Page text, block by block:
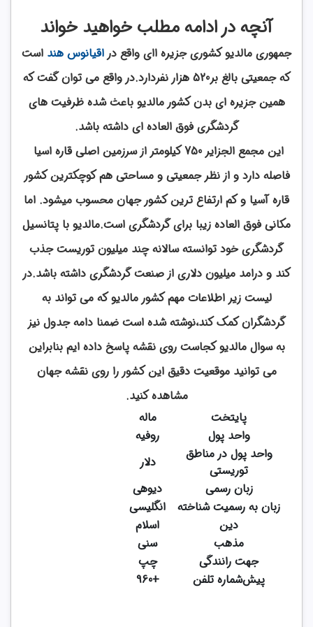
آنچه در ادامه مطلب خواهید خواند
جمهوری مالدیو کشوری جزیره اای واقع دراقیانوس هند است
که جمعیتی بالغ بر520 هزار نفردارد.در واقع می توان گفت که
همین جزیره ای بدن کشور مالدیو باعث شده ظرفیت های
گردشگری فوق العاده ای داشته باشد.
این مجمع الجزایر 750 کیلومتر از سرزمین اصلی قاره اسیا
فاصله دارد و از نظر جمعیتی و مساحتی هم کوچکترین کشور
قاره آسیا و کم ارتفاع ترین کشور جهان محسوب میشود. اما
مکانی فوق العاده زیبا برای گردشگری است.مالدیو با پتانسیل
گردشگری خود توانسته سالانه چند میلیون توریست جذب
کند و درامد میلیون دلاری از صنعت گردشگری داشته باشد.در
لیست زیر اطلاعات مهم کشور مالدیو که می تواند به
گردشگران کمک کند،نوشته شده است ضمنا دامه جدول نیز
به سوال مالدیو کجاست روی نقشه پاسخ داده ایم بنابراین
می توانید موقعیت دقیق این کشور را روی نقشه جهان
مشاهده کنید.
پایتخت
ماله
واحد پول
روفیه
واحد پول در مناطق
توریستی
دلار
زبان رسمی
دیوهی
زبان به رسمیت شناخته
انگلیسی
دین
اسلام
مذهب
سنی
جهت رانندگی
چپ
پیش‌شماره تلفن
+960